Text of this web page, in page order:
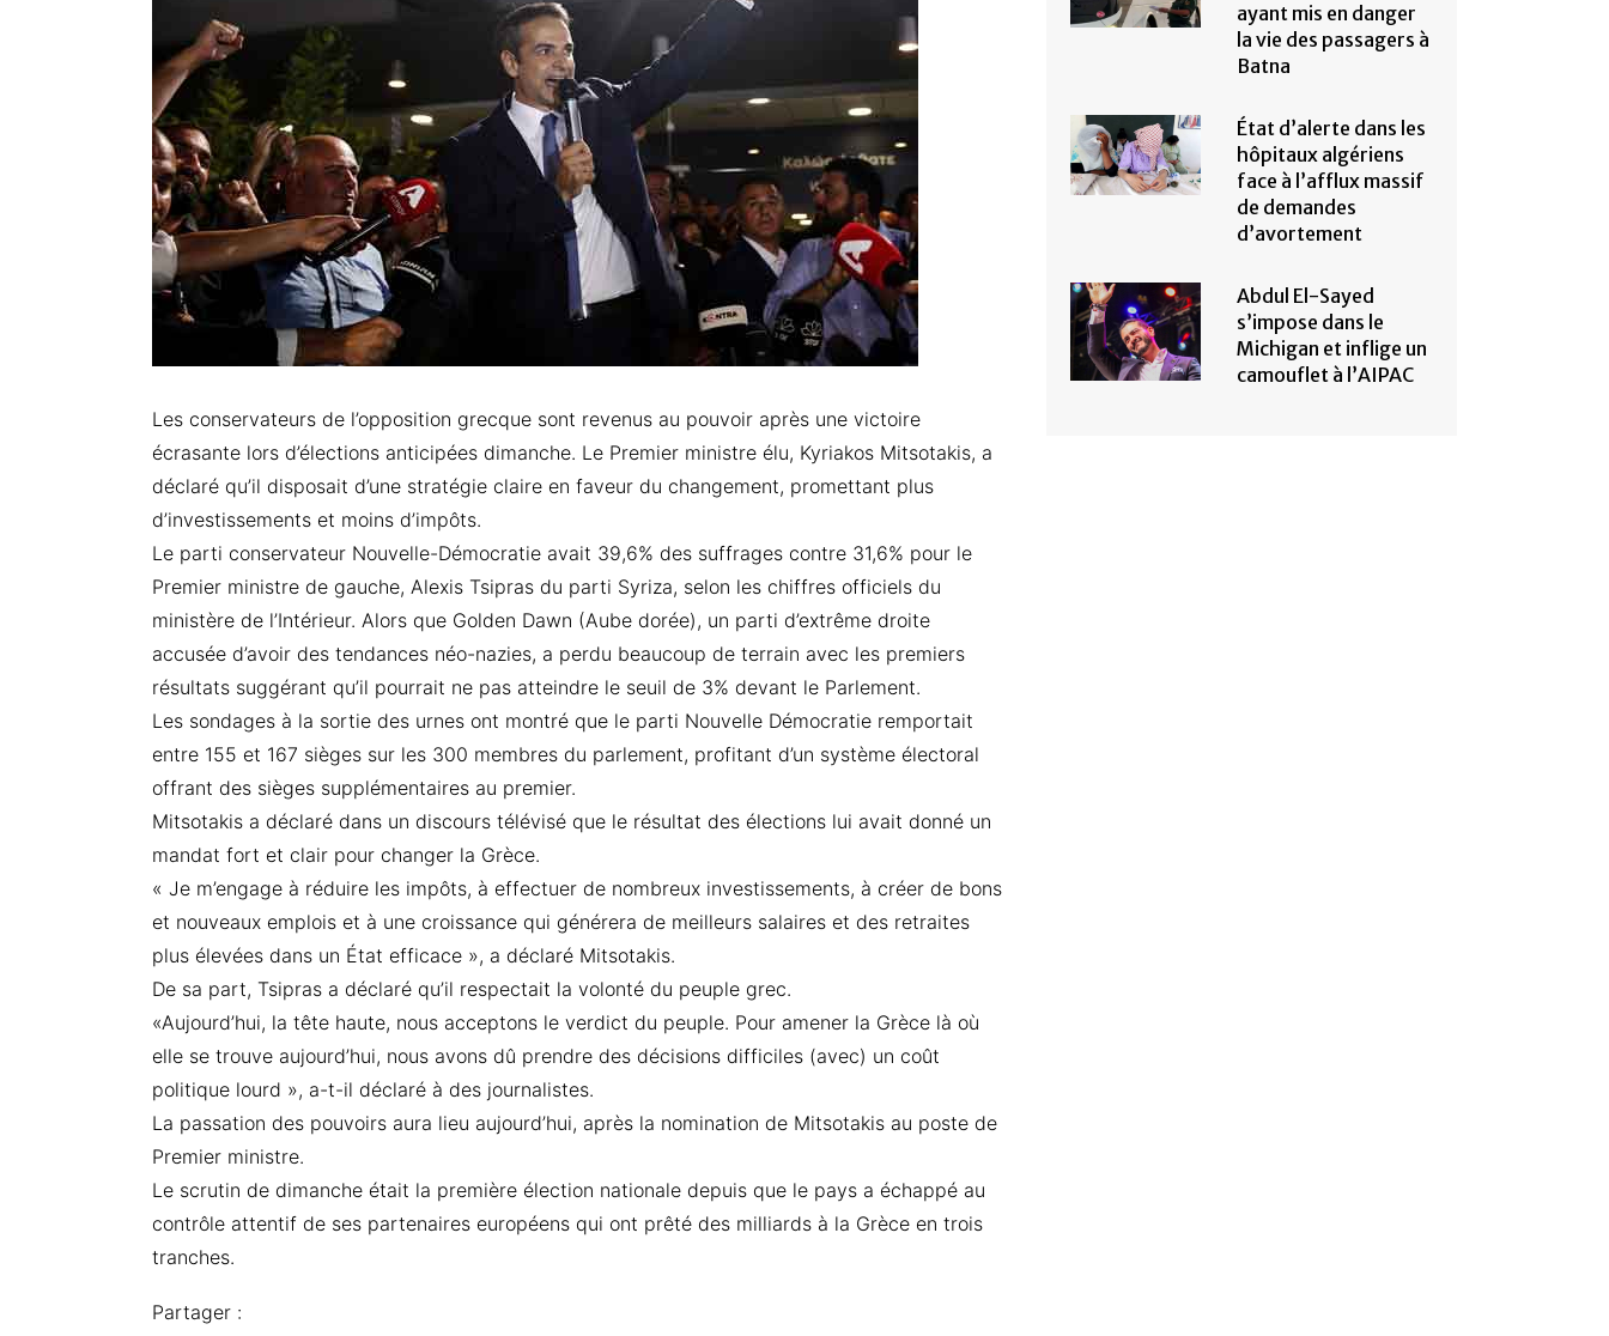
Les conservateurs de l’opposition grecque sont revenus au pouvoir après une victoire
écrasante lors d’élections anticipées dimanche. Le Premier ministre élu, Kyriakos Mitsotakis, a
déclaré qu’il disposait d’une stratégie claire en faveur du changement, promettant plus
d’investissements et moins d’impôts.
Le parti conservateur Nouvelle-Démocratie avait 39,6% des suffrages contre 31,6% pour le
Premier ministre de gauche, Alexis Tsipras du parti Syriza, selon les chiffres officiels du
ministère de l’Intérieur. Alors que Golden Dawn (Aube dorée), un parti d’extrême droite
accusée d’avoir des tendances néo-nazies, a perdu beaucoup de terrain avec les premiers
résultats suggérant qu’il pourrait ne pas atteindre le seuil de 3% devant le Parlement.
Les sondages à la sortie des urnes ont montré que le parti Nouvelle Démocratie remportait
entre 155 et 167 sièges sur les 300 membres du parlement, profitant d’un système électoral
offrant des sièges supplémentaires au premier.
Mitsotakis a déclaré dans un discours télévisé que le résultat des élections lui avait donné un
mandat fort et clair pour changer la Grèce.
« Je m’engage à réduire les impôts, à effectuer de nombreux investissements, à créer de bons
et nouveaux emplois et à une croissance qui générera de meilleurs salaires et des retraites
plus élevées dans un État efficace », a déclaré Mitsotakis.
De sa part, Tsipras a déclaré qu’il respectait la volonté du peuple grec.
«Aujourd’hui, la tête haute, nous acceptons le verdict du peuple. Pour amener la Grèce là où
elle se trouve aujourd’hui, nous avons dû prendre des décisions difficiles (avec) un coût
politique lourd », a-t-il déclaré à des journalistes.
La passation des pouvoirs aura lieu aujourd’hui, après la nomination de Mitsotakis au poste de
Premier ministre.
Le scrutin de dimanche était la première élection nationale depuis que le pays a échappé au
contrôle attentif de ses partenaires européens qui ont prêté des milliards à la Grèce en trois
tranches.
Partager :
ayant mis en danger
la vie des passagers à
Batna
État d’alerte dans les
hôpitaux algériens
face à l’afflux massif
de demandes
d’avortement
Abdul El-Sayed
s’impose dans le
Michigan et inflige un
camouflet à l’AIPAC